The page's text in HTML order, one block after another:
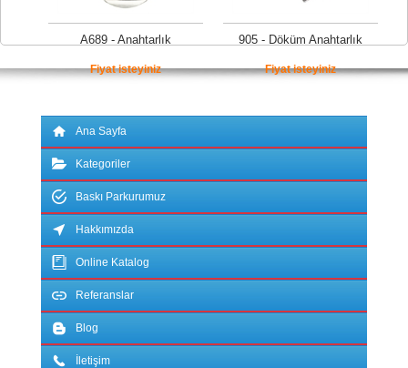
A689 - Anahtarlık
Fiyat isteyiniz
905 - Döküm Anahtarlık
Fiyat isteyiniz
Ana Sayfa
Kategoriler
Baskı Parkurumuz
Hakkımızda
Online Katalog
Referanslar
Blog
İletişim